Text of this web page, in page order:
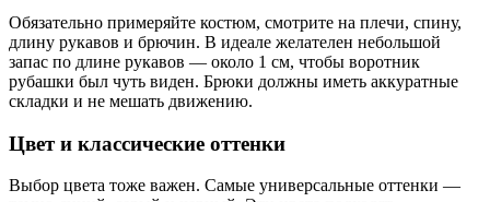
Обязательно примеряйте костюм, смотрите на плечи, спину,
длину рукавов и брючин. В идеале желателен небольшой
запас по длине рукавов — около 1 см, чтобы воротник
рубашки был чуть виден. Брюки должны иметь аккуратные
складки и не мешать движению.
Цвет и классические оттенки
Выбор цвета тоже важен. Самые универсальные оттенки —